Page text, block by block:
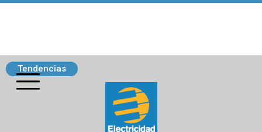
Tendencias